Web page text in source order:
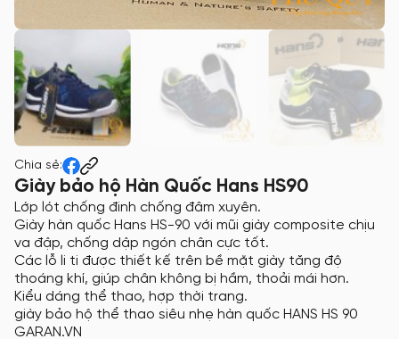
Chia sẻ:
Giày bảo hộ Hàn Quốc Hans HS90
Lớp lót chống đinh chống đâm xuyên.
Giày hàn quốc Hans HS-90 với mũi giày composite chịu
va đập, chống dập ngón chân cực tốt.
Các lỗ li ti được thiết kế trên bề mặt giày tăng độ
thoáng khí, giúp chân không bị hầm, thoải mái hơn.
Kiểu dáng thể thao, hợp thời trang.
giày bảo hộ thể thao siêu nhẹ hàn quốc HANS HS 90
GARAN.VN